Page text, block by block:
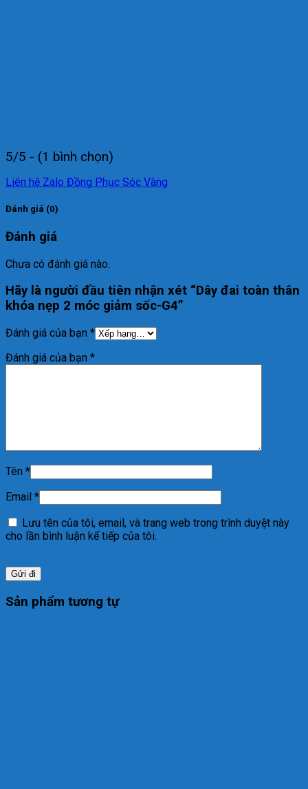
5/5 - (1 bình chọn)
Liên hệ Zalo Đồng Phục Sóc Vàng
Đánh giá (0)
Đánh giá
Chưa có đánh giá nào.
Hãy là người đầu tiên nhận xét “Dây đai toàn thân
khóa nẹp 2 móc giảm sốc-G4”
Đánh giá của bạn *
Đánh giá của bạn *
Tên *
Email *
Lưu tên của tôi, email, và trang web trong trình duyệt này
cho lần bình luận kế tiếp của tôi.
Sản phẩm tương tự